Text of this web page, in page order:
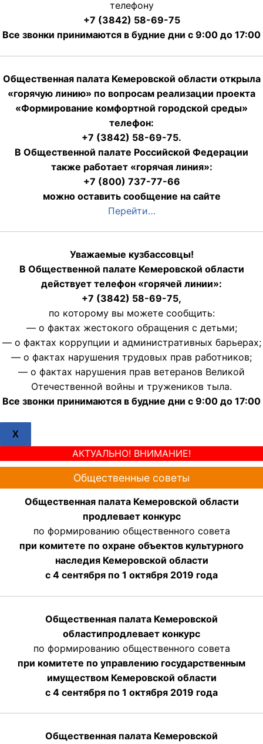
телефону
+7 (3842) 58-69-75
Все звонки принимаются в будние дни с 9:00 до 17:00
Общественная палата Кемеровской области открыла
«горячую линию» по вопросам реализации проекта
«Формирование комфортной городской среды»
телефон:
+7 (3842) 58-69-75.
В Общественной палате Российской Федерации
также работает «горячая линия»:
+7 (800) 737-77-66
можно оставить сообщение на сайте
Перейти…
Уважаемые кузбассовцы!
В Общественной палате Кемеровской области
действует телефон «горячей линии»:
+7 (3842) 58-69-75,
по которому вы можете сообщить:
— о фактах жестокого обращения с детьми;
— о фактах коррупции и административных барьерах;
— о фактах нарушения трудовых прав работников;
— о фактах нарушения прав ветеранов Великой
Отечественной войны и тружеников тыла.
Все звонки принимаются в будние дни с 9:00 до 17:00
X
АКТУАЛЬНО! ВНИМАНИЕ!
Общественные советы
Общественная палата Кемеровской области
продлевает конкурс
по формированию общественного совета
при комитете по охране объектов культурного
наследия Кемеровской области
с 4 сентября по 1 октября 2019 года
Общественная палата Кемеровской
областипродлевает конкурс
по формированию общественного совета
при комитете по управлению государственным
имуществом Кемеровской области
с 4 сентября по 1 октября 2019 года
Общественная палата Кемеровской